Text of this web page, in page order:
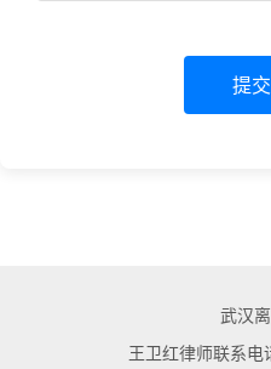
提
武汉
王卫红律师联系